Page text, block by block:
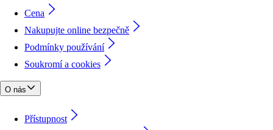
Cena
Nakupujte online bezpečně
Podmínky používání
Soukromí a cookies
O nás
Přístupnost